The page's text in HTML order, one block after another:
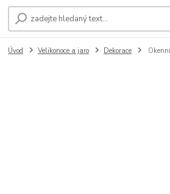
Úvod Velikonoce a jaro Dekorace